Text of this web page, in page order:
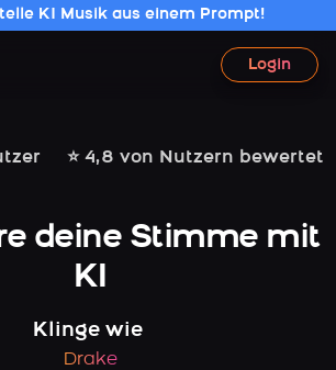
KI Musik aus einem Prompt!
Login
⭐ 4,8 von Nutzern bewertet
deine Stimme mit
KI
Klinge wie
Drake